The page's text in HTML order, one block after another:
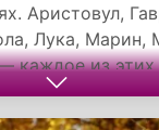
Аристовул,
Лука, Марин,
каждое из этих
между
в